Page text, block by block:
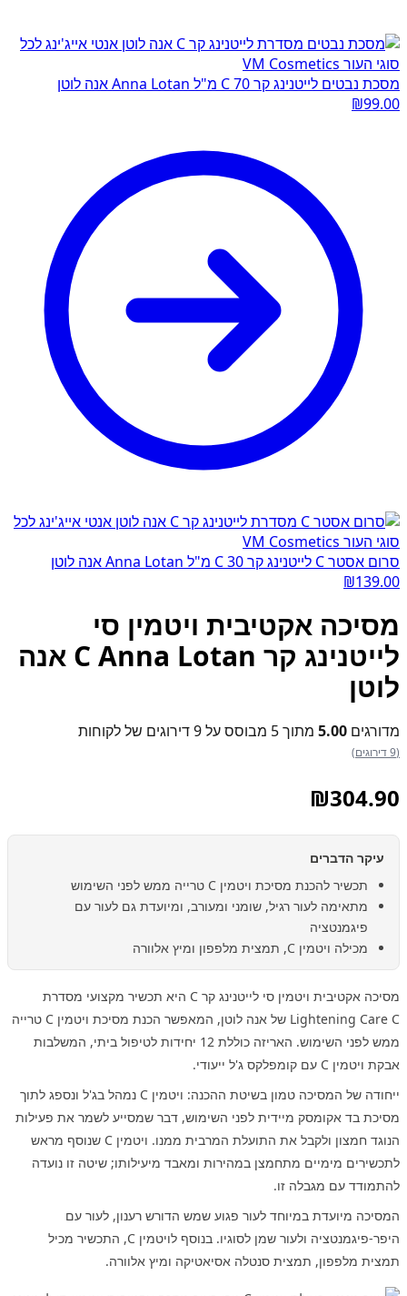
מסכת נבטים לייטנינג קר C 70 מ"ל Anna Lotan אנה לוטן
₪99.00
סרום אסטר C לייטנינג קר C 30 מ"ל Anna Lotan אנה לוטן
₪139.00
מסיכה אקטיבית ויטמין סי
לייטנינג קר C Anna Lotan אנה
לוטן
מדורגים 5.00 מתוך 5 מבוסס על 9דירוגים של לקוחות
(9 דירוגים)
₪304.90
עיקר הדברים
תכשיר להכנת מסיכת ויטמין C טרייה ממש לפני השימוש
מתאימה לעור רגיל, שומני ומעורב, ומיועדת גם לעור עם
פיגמנטציה
מכילה ויטמין C, תמצית מלפפון ומיץ אלוורה
מסיכה אקטיבית ויטמין סי לייטנינג קר C היא תכשיר מקצועי מסדרת
Lightening Care C של אנה לוטן, המאפשר הכנת מסיכת ויטמין C טרייה
ממש לפני השימוש. האריזה כוללת 12 יחידות לטיפול ביתי, המשלבות
אבקת ויטמין C עם קומפלקס ג'ל ייעודי.
ייחודה של המסיכה טמון בשיטת ההכנה: ויטמין C נמהל בג'ל ונספג לתוך
מסיכת בד אקומסק מיידית לפני השימוש, דבר שמסייע לשמר את פעילות
הנוגד חמצון ולקבל את התועלת המרבית ממנו. ויטמין C שנוסף מראש
לתכשירים מימיים מתחמצן במהירות ומאבד מיעילותו; שיטה זו נועדה
להתמודד עם מגבלה זו.
המסיכה מיועדת במיוחד לעור פגוע שמש הדורש רענון, לעור עם
היפר-פיגמנטציה ולעור שמן לסוגיו. בנוסף לויטמין C, התכשיר מכיל
תמצית מלפפון, תמצית סנטלה אסיאטיקה ומיץ אלוורה.